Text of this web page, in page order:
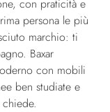
con praticità e
persona le più
marchio: ti
Baxar
con mobili
ben studiate e